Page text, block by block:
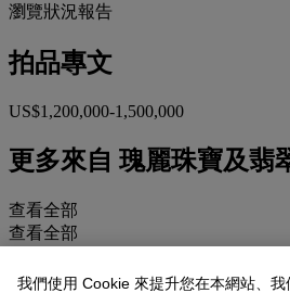
瀏覽狀況報告
拍品專文
US$1,200,000-1,500,000
更多來自 瑰麗珠寶及翡
查看全部
查看全部
我們使用 Cookie 來提升您在本網站、